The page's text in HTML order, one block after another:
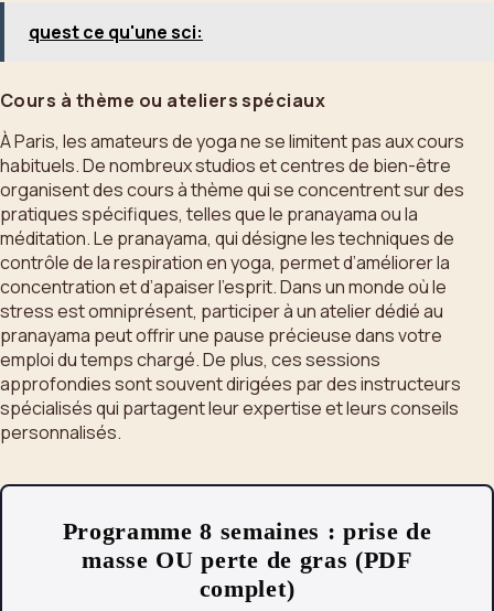
quest ce qu'une sci:
Cours à thème ou ateliers spéciaux
À Paris, les amateurs de yoga ne se limitent pas aux cours
habituels. De nombreux studios et centres de bien-être
organisent des cours à thème qui se concentrent sur des
pratiques spécifiques, telles que le pranayama ou la
méditation. Le pranayama, qui désigne les techniques de
contrôle de la respiration en yoga, permet d’améliorer la
concentration et d’apaiser l’esprit. Dans un monde où le
stress est omniprésent, participer à un atelier dédié au
pranayama peut offrir une pause précieuse dans votre
emploi du temps chargé. De plus, ces sessions
approfondies sont souvent dirigées par des instructeurs
spécialisés qui partagent leur expertise et leurs conseils
personnalisés.
Programme 8 semaines : prise de
masse OU perte de gras (PDF
complet)